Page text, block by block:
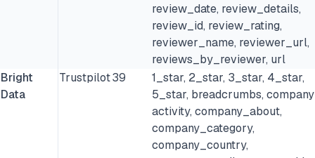
review_date, review_details,
review_id, review_rating,
reviewer_name, reviewer_url,
reviews_by_reviewer, url
Bright
Data
Trustpilot39
1_star, 2_star, 3_star, 4_star,
5_star, breadcrumbs, company
activity, company_about,
company_category,
company_country,